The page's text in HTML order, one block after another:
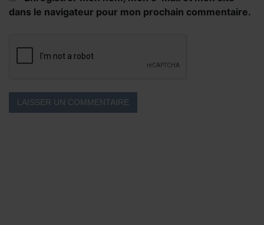
dans le navigateur pour mon prochain commentaire.